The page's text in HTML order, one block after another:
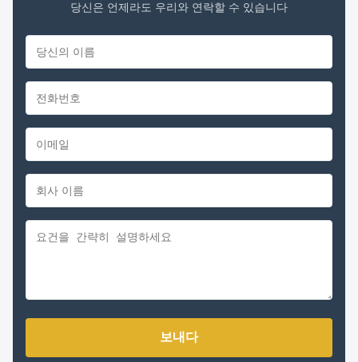
당신은 언제라도 우리와 연락할 수 있습니다
보내다